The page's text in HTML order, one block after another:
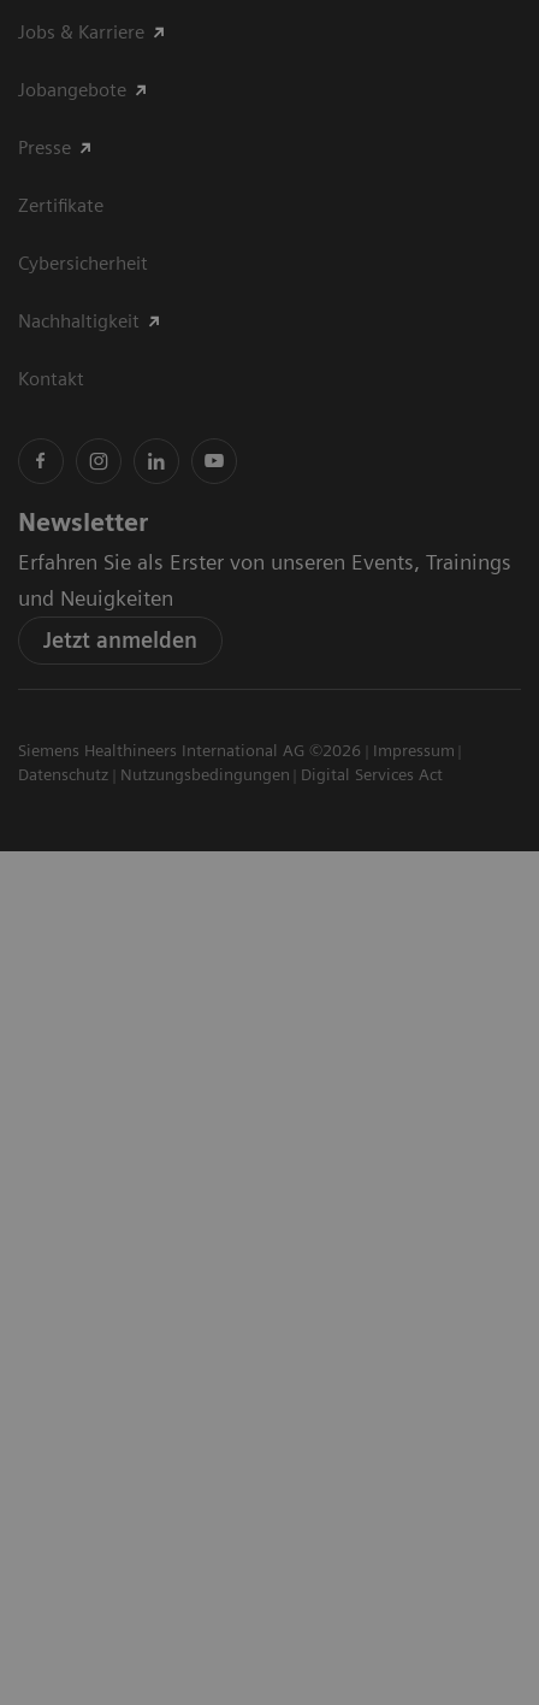
Jobs & Karriere
Jobangebote
Presse
Zertifikate
Cybersicherheit
Nachhaltigkeit
Kontakt
Newsletter
Erfahren Sie als Erster von unseren Events, Trainings
und Neuigkeiten
Jetzt anmelden
Siemens Healthineers International AG ©2026
Impressum
Datenschutz
Nutzungsbedingungen Digital Services Act